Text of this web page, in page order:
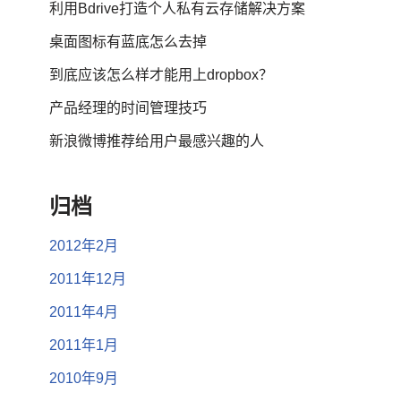
利用Bdrive打造个人私有云存储解决方案
桌面图标有蓝底怎么去掉
到底应该怎么样才能用上dropbox？
产品经理的时间管理技巧
新浪微博推荐给用户最感兴趣的人
归档
2012年2月
2011年12月
2011年4月
2011年1月
2010年9月